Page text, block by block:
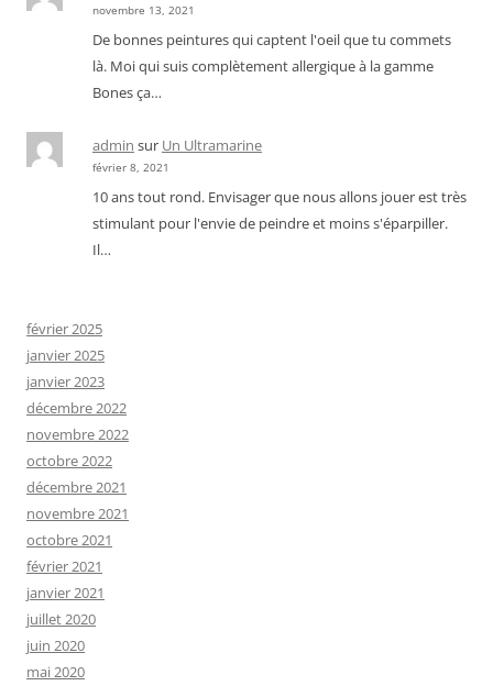
novembre 13, 2021
De bonnes peintures qui captent l'oeil que tu commets
là. Moi qui suis complètement allergique à la gamme
Bones ça…
admin sur Un Ultramarine
février 8, 2021
10 ans tout rond. Envisager que nous allons jouer est très
stimulant pour l'envie de peindre et moins s'éparpiller.
Il…
février 2025
janvier 2025
janvier 2023
décembre 2022
novembre 2022
octobre 2022
décembre 2021
novembre 2021
octobre 2021
février 2021
janvier 2021
juillet 2020
juin 2020
mai 2020